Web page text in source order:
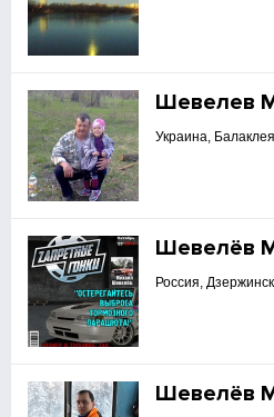
Шевелев
Украина, Балаклея
Шевелёв
Россия, Дзержинск
Шевелёв